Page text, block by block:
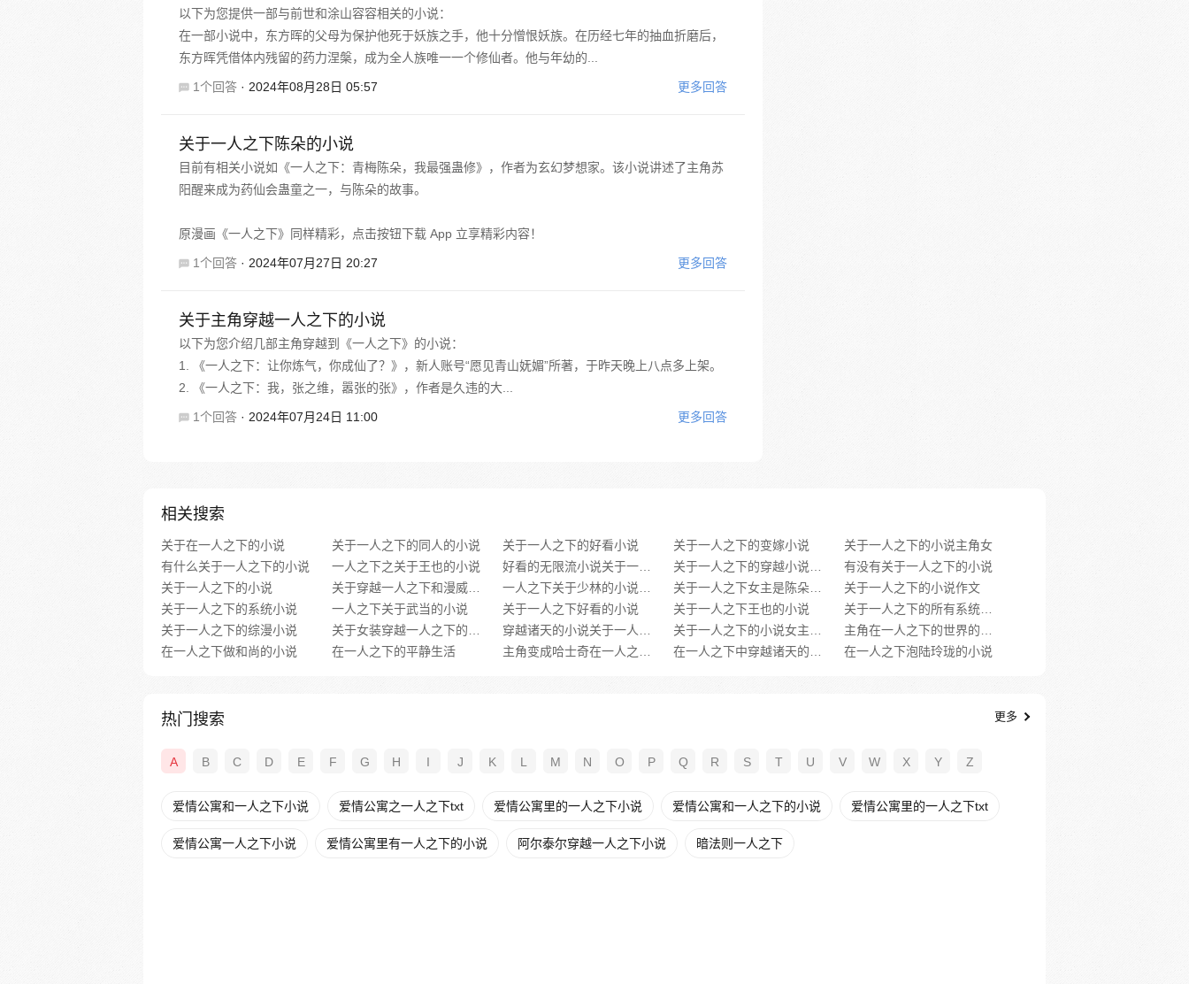
以下为您提供一部与前世和涂山容容相关的小说：
在一部小说中，东方晖的父母为保护他死于妖族之手，他十分憎恨妖族。在历经七年的抽血折磨后，
东方晖凭借体内残留的药力涅槃，成为全人族唯一一个修仙者。他与年幼的...
1个回答 · 2024年08月28日 05:57 更多回答
关于一人之下陈朵的小说
目前有相关小说如《一人之下：青梅陈朵，我最强蛊修》，作者为玄幻梦想家。该小说讲述了主角苏
阳醒来成为药仙会蛊童之一，与陈朵的故事。
原漫画《一人之下》同样精彩，点击按钮下载 App 立享精彩内容！
1个回答 · 2024年07月27日 20:27 更多回答
关于主角穿越一人之下的小说
以下为您介绍几部主角穿越到《一人之下》的小说：
1. 《一人之下：让你炼气，你成仙了？》，新人账号“愿见青山妩媚”所著，于昨天晚上八点多上架。
2. 《一人之下：我，张之维，嚣张的张》，作者是久违的大...
1个回答 · 2024年07月24日 11:00 更多回答
相关搜索
关于在一人之下的小说 关于一人之下的同人的小说 关于一人之下的好看小说 关于一人之下的变嫁小说
关于一人之下的小说主角女
有什么关于一人之下的小说
一人之下之关于王也的小说
有没有关于一人之下的小说
关于一人之下的小说
关于一人之下的小说作文
关于一人之下的系统小说
一人之下关于武当的小说 关于一人之下好看的小说 关于一人之下王也的小说
关于一人之下的综漫小说
在一人之下做和尚的小说
在一人之下的平静生活 在一人之下泡陆玲珑的小说
热门搜索 更多
A B C D E F G H I J K L M N O P Q R S T U V W X Y Z
爱情公寓和一人之下小说 爱情公寓之一人之下txt 爱情公寓里的一人之下小说 爱情公寓和一人之下的小说 爱情公寓里的一人之下txt
爱情公寓一人之下小说 爱情公寓里有一人之下的小说 阿尔泰尔穿越一人之下小说 暗法则一人之下